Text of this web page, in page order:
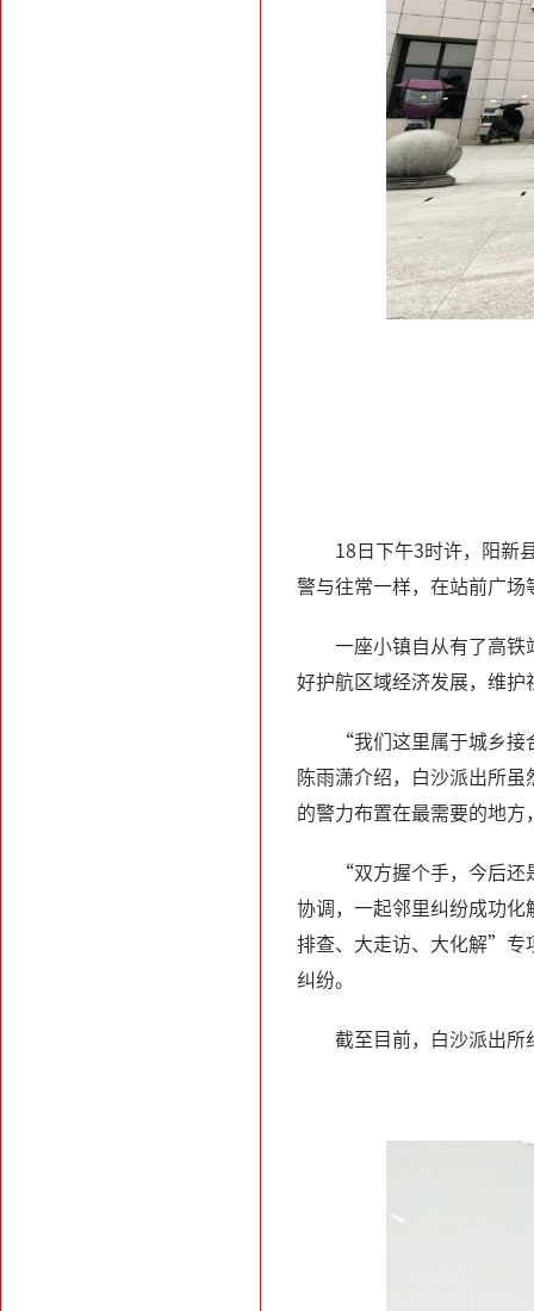
18日下午3时许，阳新
警与往常一样，在站前广场
一座小镇自从有了高铁
好护航区域经济发展，维护
“我们这里属于城乡
陈雨潇介绍，白沙派出所
的警力布置在最需要的地
“双方握个手，今后
协调，一起邻里纠纷成功
排查、大走访、大化解”专
纠纷。
截至目前，白沙派出